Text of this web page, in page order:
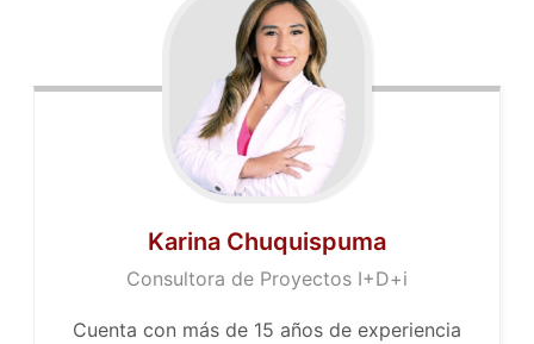
Karina Chuquispuma
Consultora de Proyectos I+D+i
Cuenta con más de 15 años de experiencia